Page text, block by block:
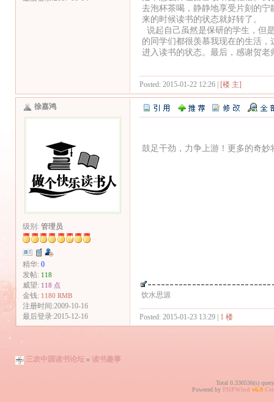
去泡杯茶喝，静静地享受片刻的
来的时候读书的状态就好转了。
说起自己虽然是保研的学生，但
的同学们都很羡慕我现在的生活
进入读书的状态。最后，感谢贺
Posted: 2015-01-22 12:26 | [楼 主]
徐嘉鸿
级别: 管理员
精华: 0
发帖: 118
威望: 118 点
金钱: 1180 RMB
注册时间:2009-10-16
最后登录:2015-12-16
鼓足干劲，力争上游！更多的奇妙
饮水思源
Posted: 2015-01-23 13:29 | 1 楼
三农中国读书论坛 » 读书趣事
Total 0.330536(s)
Powered by PHPWind v6.0